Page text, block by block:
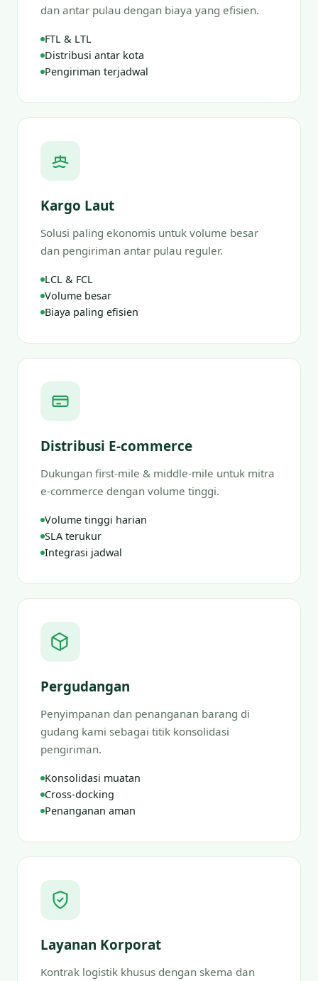
dan antar pulau dengan biaya yang efisien.
FTL & LTL
Distribusi antar kota
Pengiriman terjadwal
Kargo Laut
Solusi paling ekonomis untuk volume besar
dan pengiriman antar pulau reguler.
LCL & FCL
Volume besar
Biaya paling efisien
Distribusi E-commerce
Dukungan first-mile & middle-mile untuk mitra
e-commerce dengan volume tinggi.
Volume tinggi harian
SLA terukur
Integrasi jadwal
Pergudangan
Penyimpanan dan penanganan barang di
gudang kami sebagai titik konsolidasi
pengiriman.
Konsolidasi muatan
Cross-docking
Penanganan aman
Layanan Korporat
Kontrak logistik khusus dengan skema dan